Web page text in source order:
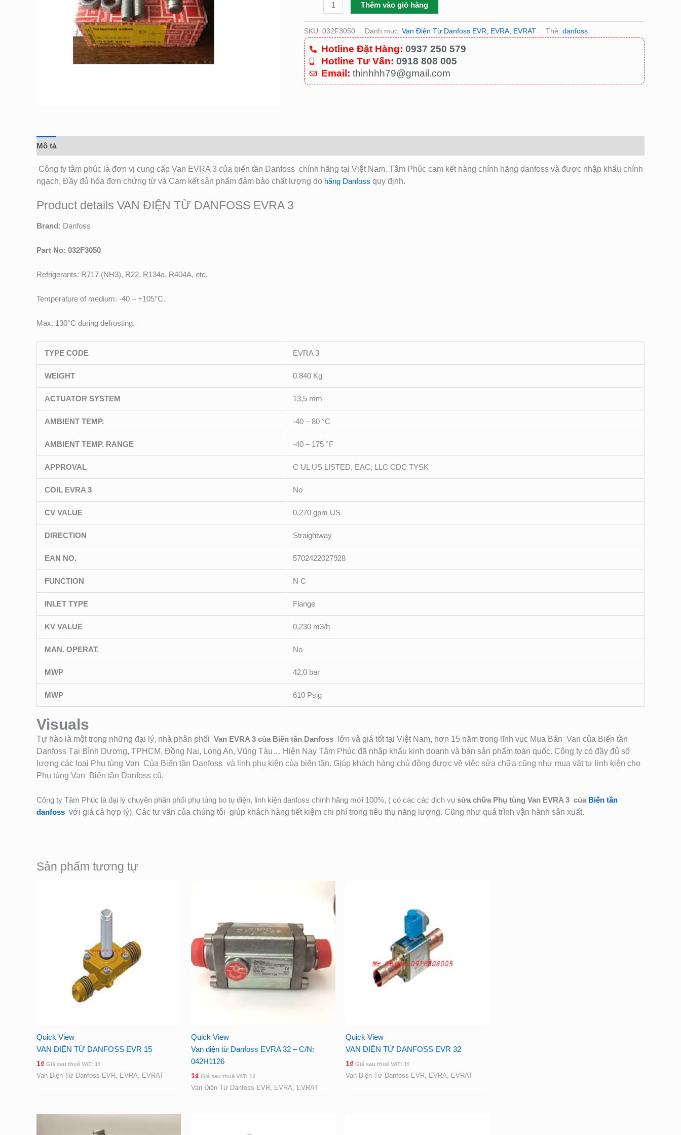
Thêm vào giỏ hàng
SKU: 032F3050 Danh mục: Van Điện Từ Danfoss EVR, EVRA, EVRAT Thẻ: danfoss
Hotline Đặt Hàng: 0937 250 579
Hotline Tư Vấn: 0918 808 005
Email: thinhhh79@gmail.com
Mô tả
Công ty tâm phúc là đơn vị cung cấp Van EVRA 3 của biến tần Danfoss chính hãng tại Việt Nam. Tâm Phúc cam kết hàng chính hãng danfoss và được nhập khẩu chính
ngạch, Đầy đủ hóa đơn chứng từ và Cam kết sản phẩm đảm bảo chất lượng do hãng Danfoss quy định.
Product details VAN ĐIỆN TỪ DANFOSS EVRA 3
Brand: Danfoss
Part No: 032F3050
Refrigerants: R717 (NH3), R22, R134a, R404A, etc.
Temperature of medium: -40 – +105°C.
Max. 130°C during defrosting.
TYPE CODE EVRA 3
WEIGHT 0.840 Kg
ACTUATOR SYSTEM 13,5 mm
AMBIENT TEMP. -40 – 80 °C
AMBIENT TEMP. RANGE -40 – 175 °F
APPROVAL C UL US LISTED, EAC, LLC CDC TYSK
COIL EVRA 3 No
CV VALUE 0,270 gpm US
DIRECTION Straightway
EAN NO. 5702422027928
FUNCTION N C
INLET TYPE Flange
KV VALUE 0,230 m3/h
MAN. OPERAT. No
MWP 42,0 bar
MWP 610 Psig
Visuals
Tự hào là một trong những đại lý, nhà phân phối Van EVRA 3 của Biến tần Danfoss
lớn và giá tốt tại Việt Nam, hơn 15 năm trong lĩnh vục Mua Bán Van của Biến tần
Danfoss Tại Bình Dương, TPHCM, Đồng Nai, Long An, Vũng Tàu… Hiện Nay Tâm Phúc đã nhập khẩu kinh doanh và bán sản phẩm toàn quốc. Công ty có đầy đủ số
lượng các loại Phụ tùng Van Của Biến tần Danfoss và linh phụ kiện của biến tần. Giúp khách hàng chủ động được về việc sửa chữa cũng như mua vật tư linh kiện cho
Phụ tùng Van Biến tần Danfoss cũ.
Công ty Tâm Phúc là đại lý chuyên phân phối phụ tùng bo tụ điện, linh kiện danfoss chính hãng mới 100%, ( có các các dịch vụ sửa chữa Phụ tùng Van EVRA 3 của Biến tần
danfoss với giá cả hợp lý). Các tư vấn của chúng tôi giúp khách hàng tiết kiệm chi phí trong tiêu thụ năng lượng. Cũng như quá trình vận hành sản xuất.
Sản phẩm tương tự
Quick View
VAN ĐIỆN TỪ DANFOSS EVR 15
1₫ Giá sau thuế VAT: 1 ₫
Van Điện Từ Danfoss EVR, EVRA, EVRAT
Quick View
Van điện từ Danfoss EVRA 32 – C/N:
042H1126
1₫ Giá sau thuế VAT: 1 ₫
Van Điện Từ Danfoss EVR, EVRA, EVRAT
Quick View
VAN ĐIỆN TỪ DANFOSS EVR 32
1₫ Giá sau thuế VAT: 1 ₫
Van Điện Từ Danfoss EVR, EVRA, EVRAT